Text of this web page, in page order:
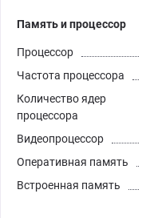
Память и процессор
Процессор
Частота процессора
Количество ядер
процессора
Видеопроцессор
Оперативная память
Встроенная память